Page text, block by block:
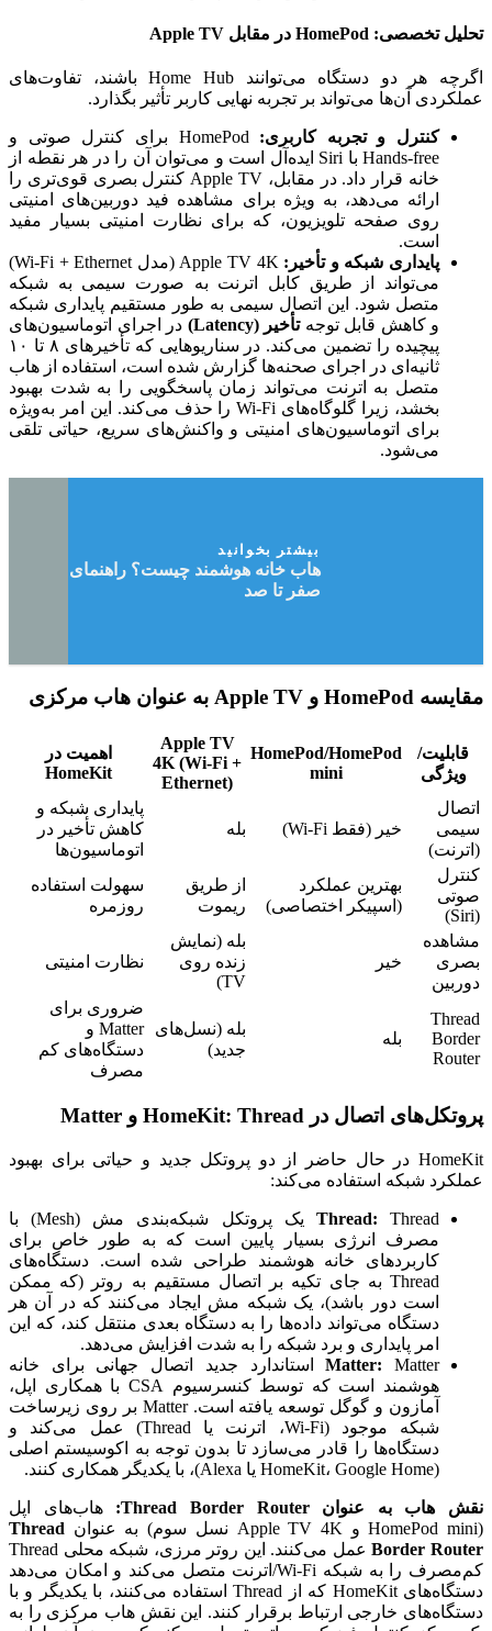
تحلیل تخصصی: HomePod در مقابل Apple TV
اگرچه هر دو دستگاه می‌توانند Home Hub باشند، تفاوت‌های
عملکردی آن‌ها می‌تواند بر تجربه نهایی کاربر تأثیر بگذارد.
کنترل و تجربه کاربری:
HomePod برای کنترل صوتی و
Hands-free با Siri ایده‌آل است و می‌توان آن را در هر نقطه از
خانه قرار داد. در مقابل، Apple TV کنترل بصری قوی‌تری را
ارائه می‌دهد، به ویژه برای مشاهده فید دوربین‌های امنیتی
روی صفحه تلویزیون، که برای نظارت امنیتی بسیار مفید
است.
پایداری شبکه و تأخیر:
Apple TV 4K (مدل Wi-Fi + Ethernet)
می‌تواند از طریق کابل اترنت به صورت سیمی به شبکه
متصل شود. این اتصال سیمی به طور مستقیم پایداری شبکه
و کاهش قابل توجهتأخیر (Latency)
در اجرای اتوماسیون‌های
پیچیده را تضمین می‌کند. در سناریوهایی که تأخیرهای ۸ تا ۱۰
ثانیه‌ای در اجرای صحنه‌ها گزارش شده است، استفاده از هاب
متصل به اترنت می‌تواند زمان پاسخگویی را به شدت بهبود
بخشد، زیرا گلوگاه‌های Wi-Fi را حذف می‌کند. این امر به‌ویژه
برای اتوماسیون‌های امنیتی و واکنش‌های سریع، حیاتی تلقی
می‌شود.
بیشتر بخوانید
هاب خانه هوشمند چیست؟ راهنمای جامع
صفر تا صد
مقایسه HomePod و Apple TV به عنوان هاب مرکزی
قابلیت/
ویژگی
HomePod/HomePod
mini
Apple TV
4K (Wi-Fi +
Ethernet)
اهمیت در
HomeKit
اتصال
سیمی
(اترنت)
خیر (فقط Wi-Fi) بله
پایداری شبکه و
کاهش تأخیر در
اتوماسیون‌ها
کنترل
صوتی
(Siri)
بهترین عملکرد
(اسپیکر اختصاصی)
از طریق
ریموت
سهولت استفاده
روزمره
مشاهده
بصری
دوربین
خیر
بله (نمایش
زنده روی
TV)
نظارت امنیتی
Thread
Border
Router
بله
بله (نسل‌های
جدید)
ضروری برای
Matter و
دستگاه‌های کم
مصرف
پروتکل‌های اتصال در HomeKit: Thread و Matter
HomeKit در حال حاضر از دو پروتکل جدید و حیاتی برای بهبود
عملکرد شبکه استفاده می‌کند:
Thread:
Thread یک پروتکل شبکه‌بندی مش (Mesh) با
مصرف انرژی بسیار پایین است که به طور خاص برای
کاربردهای خانه هوشمند طراحی شده است. دستگاه‌های
Thread به جای تکیه بر اتصال مستقیم به روتر (که ممکن
است دور باشد)، یک شبکه مش ایجاد می‌کنند که در آن هر
دستگاه می‌تواند داده‌ها را به دستگاه بعدی منتقل کند، که این
امر پایداری و برد شبکه را به شدت افزایش می‌دهد.
Matter:Matter استاندارد جدید اتصال جهانی برای خانه
هوشمند است که توسط کنسرسیوم CSA با همکاری اپل،
آمازون و گوگل توسعه یافته است. Matter بر روی زیرساخت
شبکه موجود (Wi-Fi، اترنت یا Thread) عمل می‌کند و
دستگاه‌ها را قادر می‌سازد تا بدون توجه به اکوسیستم اصلی
(HomeKit، Google Home یا Alexa)، با یکدیگر همکاری کنند.
نقش هاب به عنوان Thread Border Router:
هاب‌های اپل
(HomePod mini و Apple TV 4K نسل سوم) به عنوان
Thread
Border Router
عمل می‌کنند. این روتر مرزی، شبکه محلی Thread
کم‌مصرف را به شبکه Wi-Fi/اترنت متصل می‌کند و امکان می‌دهد
دستگاه‌های HomeKit که از Thread استفاده می‌کنند، با یکدیگر و با
دستگاه‌های خارجی ارتباط برقرار کنند. این نقش هاب مرکزی را به